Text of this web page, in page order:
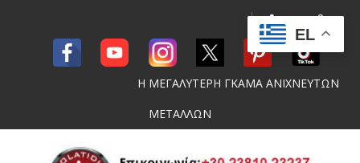
Η ΜΕΓΑΛΥΤΕΡΗ ΓΚΑΜΑ ΑΝΙΧΝΕΥΤΩΝ
ΜΕΤΑΛΛΩΝ
EL